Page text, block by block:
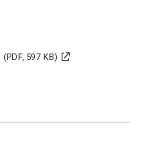
(PDF, 597 KB)